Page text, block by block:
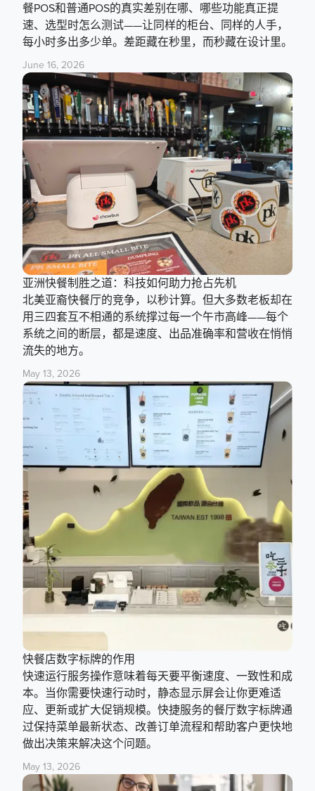
餐POS和普通POS的真实差别在哪、哪些功能真正提
速、选型时怎么测试——让同样的柜台、同样的人手，
每小时多出多少单。差距藏在秒里，而秒藏在设计里。
June 16, 2026
亚洲快餐制胜之道：科技如何助力抢占先机
北美亚裔快餐厅的竞争，以秒计算。但大多数老板却在
用三四套互不相通的系统撑过每一个午市高峰——每个
系统之间的断层，都是速度、出品准确率和营收在悄悄
流失的地方。
May 13, 2026
快餐店数字标牌的作用
快速运行服务操作意味着每天要平衡速度、一致性和成
本。当你需要快速行动时，静态显示屏会让你更难适
应、更新或扩大促销规模。快捷服务的餐厅数字标牌通
过保持菜单最新状态、改善订单流程和帮助客户更快地
做出决策来解决这个问题。
May 13, 2026